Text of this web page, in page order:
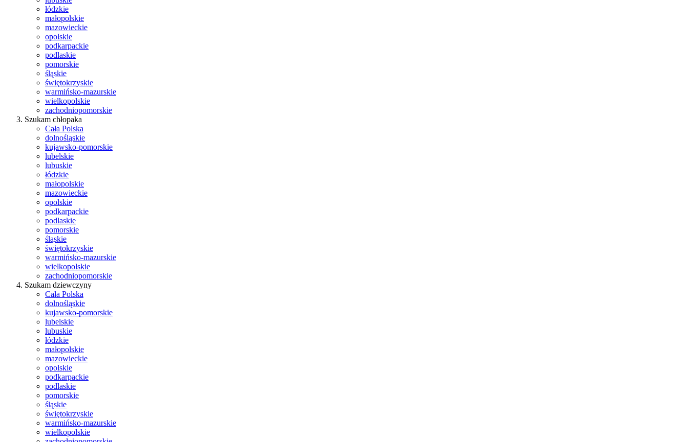
łódzkie
małopolskie
mazowieckie
opolskie
podkarpackie
podlaskie
pomorskie
śląskie
świętokrzyskie
warmińsko-mazurskie
wielkopolskie
zachodniopomorskie
Szukam chłopaka
Cała Polska
dolnośląskie
kujawsko-pomorskie
lubelskie
lubuskie
łódzkie
małopolskie
mazowieckie
opolskie
podkarpackie
podlaskie
pomorskie
śląskie
świętokrzyskie
warmińsko-mazurskie
wielkopolskie
zachodniopomorskie
Szukam dziewczyny
Cała Polska
dolnośląskie
kujawsko-pomorskie
lubelskie
lubuskie
łódzkie
małopolskie
mazowieckie
opolskie
podkarpackie
podlaskie
pomorskie
śląskie
świętokrzyskie
warmińsko-mazurskie
wielkopolskie